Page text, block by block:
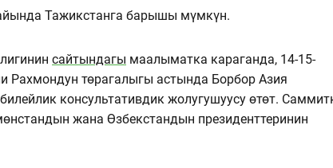
Тажикстанга барышы мүмкүн.
сайтындагы маалыматка караганда, 14-15-
Рахмондун төрагалыгы астында Борбор Азия
консультативдик жолугушуусу өтөт.
жана Өзбекстандын президенттеринин